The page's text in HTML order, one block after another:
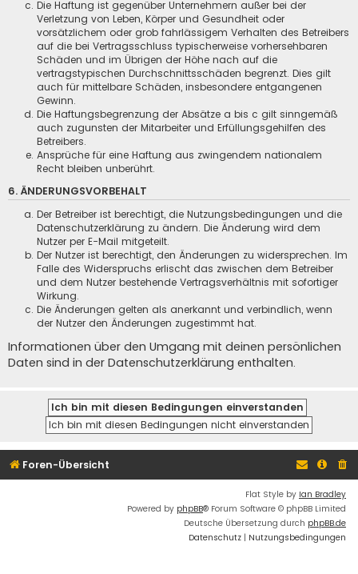
Die Haftung ist gegenüber Unternehmern außer bei der
Verletzung von Leben, Körper und Gesundheit oder
vorsätzlichem oder grob fahrlässigem Verhalten des Betreibers
auf die bei Vertragsschluss typischerweise vorhersehbaren
Schäden und im Übrigen der Höhe nach auf die
vertragstypischen Durchschnittsschäden begrenzt. Dies gilt
auch für mittelbare Schäden, insbesondere entgangenen
Gewinn.
Die Haftungsbegrenzung der Absätze a bis c gilt sinngemäß
auch zugunsten der Mitarbeiter und Erfüllungsgehilfen des
Betreibers.
Ansprüche für eine Haftung aus zwingendem nationalem
Recht bleiben unberührt.
6. ÄNDERUNGSVORBEHALT
Der Betreiber ist berechtigt, die Nutzungsbedingungen und die
Datenschutzerklärung zu ändern. Die Änderung wird dem
Nutzer per E-Mail mitgeteilt.
Der Nutzer ist berechtigt, den Änderungen zu widersprechen. Im
Falle des Widerspruchs erlischt das zwischen dem Betreiber
und dem Nutzer bestehende Vertragsverhältnis mit sofortiger
Wirkung.
Die Änderungen gelten als anerkannt und verbindlich, wenn
der Nutzer den Änderungen zugestimmt hat.
Informationen über den Umgang mit deinen persönlichen
Daten sind in der Datenschutzerklärung enthalten.
Foren-Übersicht
Flat Style by Ian Bradley
Powered by phpBB® Forum Software © phpBB Limited
Deutsche Übersetzung durch phpBB.de
Datenschutz | Nutzungsbedingungen